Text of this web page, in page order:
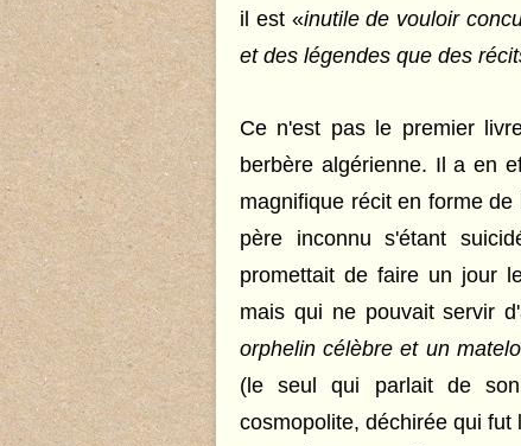
il est «inutile de vouloir
et des légendes que des
Ce n'est pas le premier
berbère algérienne. Il a en
magnifique récit en forme
père inconnu s'étant
promettait de faire un jour
mais qui ne pouvait servir
orphelin célèbre et un
(le seul qui parlait de
cosmopolite, déchirée qui fut